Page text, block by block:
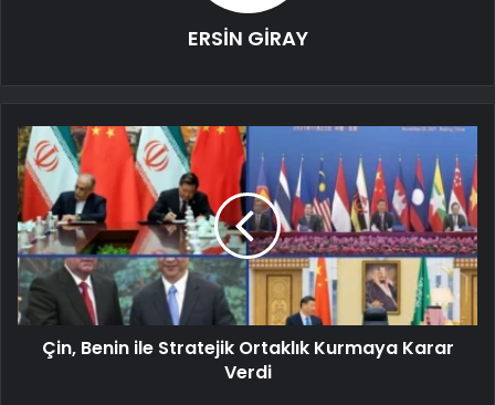
ERSİN GİRAY
Çin, Benin ile Stratejik Ortaklık Kurmaya Karar
Verdi